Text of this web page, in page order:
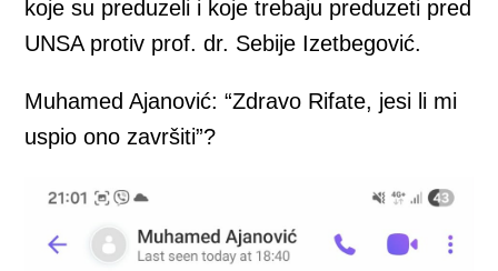
koje su preduzeli i koje trebaju preduzeti pred
UNSA protiv prof. dr. Sebije Izetbegović.
Muhamed Ajanović: “Zdravo Rifate, jesi li mi
uspio ono završiti”?